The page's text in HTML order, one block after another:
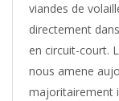
viandes de
directement
en circuit-court.
nous amene
majoritairement